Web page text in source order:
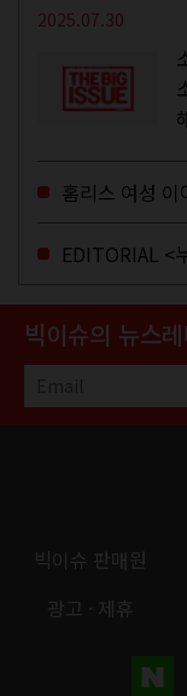
2025.07.30
홈리스 여성
EDITORIAL <
빅이슈의 뉴스
빅이슈 판매원
광고 · 제휴